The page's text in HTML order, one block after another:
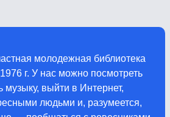
молодежная библиотека
г. У нас можно посмотреть
выйти в Интернет,
людьми и, разумеется,